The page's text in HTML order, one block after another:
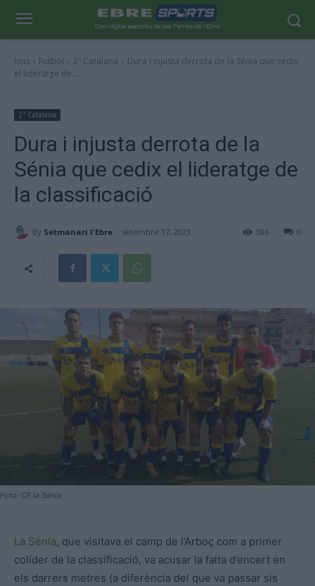
Inici Futbol 2ª Catalana
Dura i injusta derrota de la Sénia que cedix
el lideratge de...
2ª Catalana
Dura i injusta derrota de la
Sénia que cedix el lideratge de
la classificació
By Setmanari l'Ebre setembre 17, 2023 0
386
Foto: CF la Sénia
La Sénia, que visitava el camp de l’Arboç com a primer
colíder de la classificació, va acusar la falta d’encert en
els darrers metres (a diferència del que va passar sis